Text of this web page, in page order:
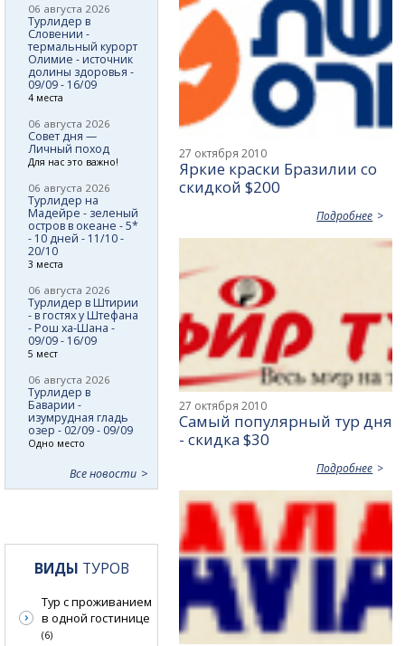
27 октября 2010
Яркие краски Бразилии со
скидкой $200
Подробнее
27 октября 2010
Самый популярный тур дня
- скидка $30
Подробнее
06 августа 2026
Турлидер в
Словении -
термальный курорт
Олимие - источник
долины здоровья -
09/09 - 16/09
4 места
06 августа 2026
Совет дня —
Личный поход
Для нас это важно!
06 августа 2026
Турлидер на
Мадейре - зеленый
остров в океане - 5*
- 10 дней - 11/10 -
20/10
3 места
06 августа 2026
Турлидер в Штирии
- в гостях у Штефана
- Рош ха-Шана -
09/09 - 16/09
5 мест
06 августа 2026
Турлидер в
Баварии -
изумрудная гладь
озер - 02/09 - 09/09
Одно место
Все новости
ВИДЫ ТУРОВ
Тур с проживанием
в одной гостинице
(6)